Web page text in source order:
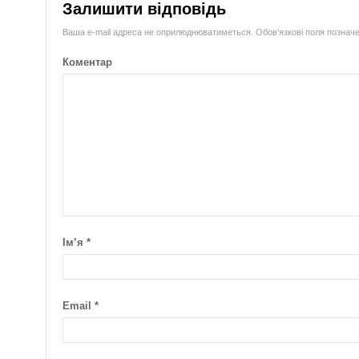
Залишити відповідь
Ваша e-mail адреса не оприлюднюватиметься. Обов’язкові поля
Коментар
Ім’я *
Email *